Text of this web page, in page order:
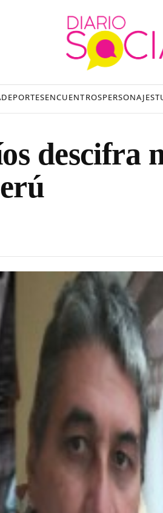
DEPORTESENCUENTROSPERSONAJES
descifra